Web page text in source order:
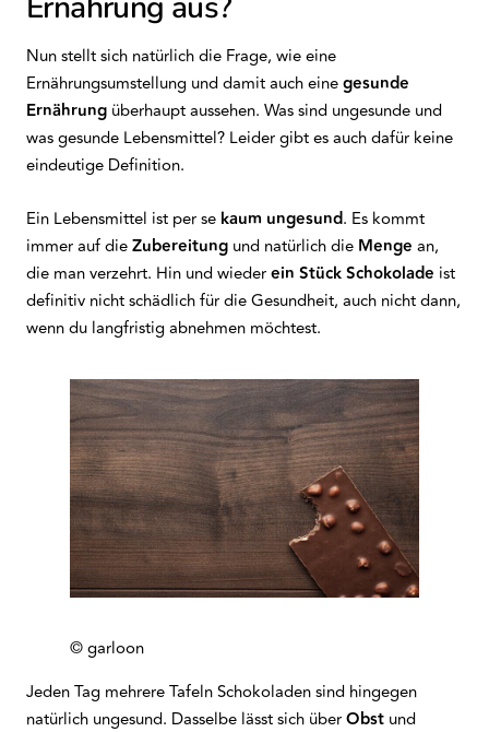
Nun stellt sich natürlich die Frage, wie eine
Ernährungsumstellung und damit auch einegesunde
Ernährung überhaupt aussehen. Was sind ungesunde und
was gesunde Lebensmittel? Leider gibt es auch dafür keine
eindeutige Definition.
Ein Lebensmittel ist per se kaum ungesund. Es kommt
immer auf dieZubereitung und natürlich die Menge an,
die man verzehrt. Hin und wiederein Stück Schokolade ist
definitiv nicht schädlich für die Gesundheit, auch nicht dann,
wenn du langfristig abnehmen möchtest.
© garloon
Jeden Tag mehrere Tafeln Schokoladen sind hingegen
natürlich ungesund. Dasselbe lässt sich überObst und